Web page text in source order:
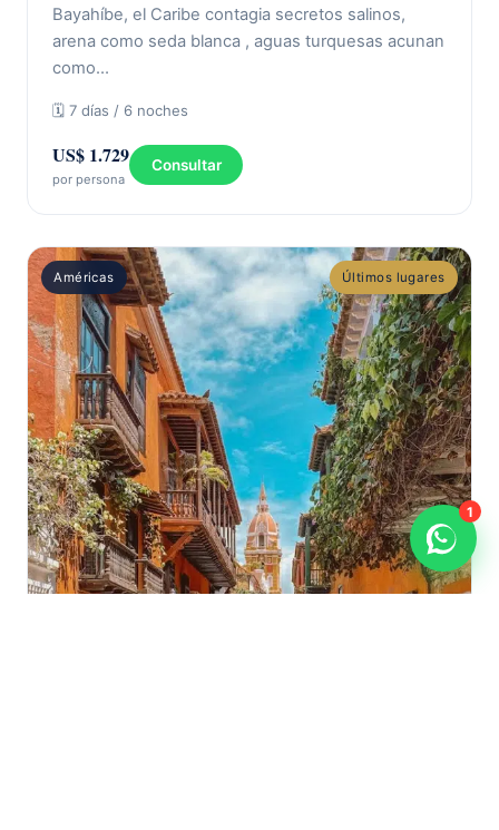
Bayahíbe, el Caribe contagia secretos salinos,
arena como seda blanca , aguas turquesas acunan
como…
🗓 7 días / 6 noches
US$ 1.729
por persona
Consultar
Américas Últimos lugares
1